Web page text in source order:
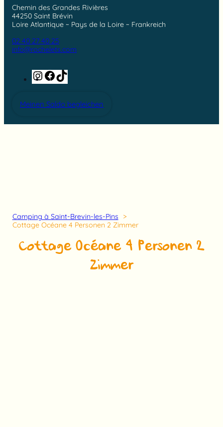
Chemin des Grandes Rivières
44250 Saint Brévin
Loire Atlantique ~ Pays de la Loire ~ Frankreich
02 40 27 40 25
info@rochelets.com
Instagram
Facebook
Meinen Saldo begleichen
Camping à Saint-Brevin-les-Pins
Cottage Océane 4 Personen 2 Zimmer
Cottage Océane 4 Personen 2
Zimmer